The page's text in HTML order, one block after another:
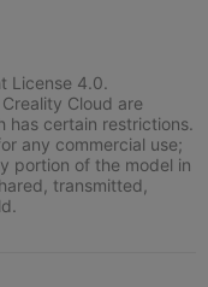
License 4.0.
Cloud are
has certain restrictions.
any commercial use;
portion of the model in
transmitted,